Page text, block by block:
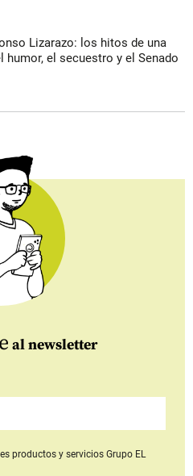
Lizarazo: los hitos de una
humor, el secuestro y el Senado
al newsletter
productos y serviciosGrupo EL